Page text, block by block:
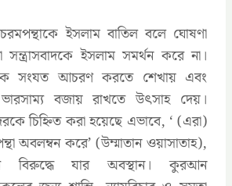
ইসলাম বাতিল বলে ঘোষণা
ইসলাম সমর্থন করে না।
সংযত আচরণ করতে শেখায় এবং
বজায় রাখতে উৎসাহ দেয়।
চিহ্নিত করা হয়েছে এভাবে, ‘ (এরা)
অবলম্বন করে’ (উম্মাতান ওয়াসাতাহ),
বিরুদ্ধে যার অবস্থান। কুরআন